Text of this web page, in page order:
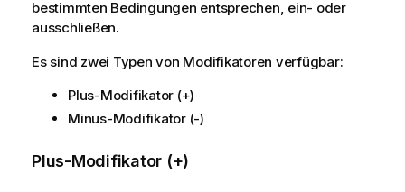
bestimmten Bedingungen entsprechen, ein- oder
ausschließen.
Es sind zwei Typen von Modifikatoren verfügbar:
Plus-Modifikator (+)
Minus-Modifikator (-)
Plus-Modifikator (+)